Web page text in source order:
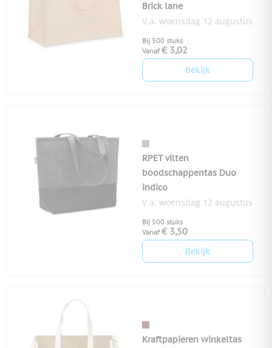
Brick lane
V.a. woensdag 12 augustus
Bij 500 stuks
Vanaf € 3,02
Bekijk
RPET vilten
boodschappentas Duo
indico
V.a. woensdag 12 augustus
Bij 500 stuks
Vanaf € 3,50
Bekijk
Kraftpapieren winkeltas